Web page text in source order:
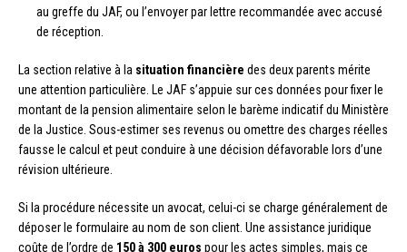
au greffe du JAF, ou l’envoyer par lettre recommandée avec accusé
de réception.
La section relative à la situation financière des deux parents mérite
une attention particulière. Le JAF s’appuie sur ces données pour fixer le
montant de la pension alimentaire selon le barème indicatif du Ministère
de la Justice. Sous-estimer ses revenus ou omettre des charges réelles
fausse le calcul et peut conduire à une décision défavorable lors d’une
révision ultérieure.
Si la procédure nécessite un avocat, celui-ci se charge généralement de
déposer le formulaire au nom de son client. Une assistance juridique
coûte de l’ordre de 150 à 300 euros pour les actes simples, mais ce